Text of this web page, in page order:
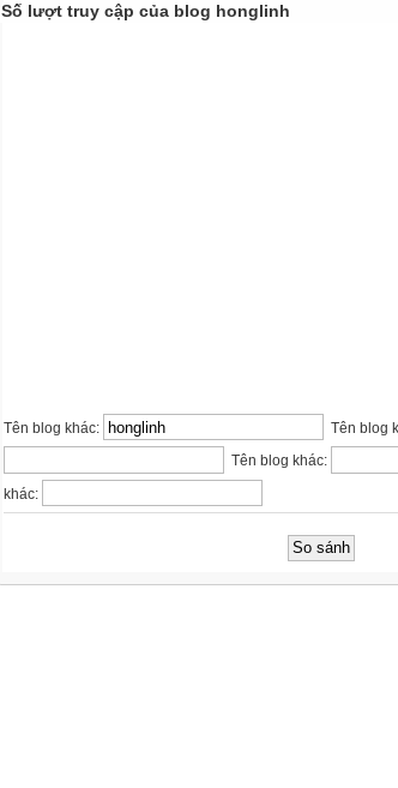
Số lượt truy cập của blog honglinh
Tên blog khác:
Tên blog
Tên blog khác:
khác: